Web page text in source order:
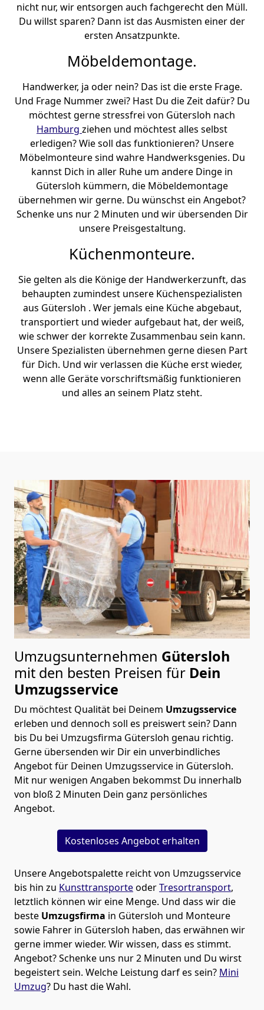
nicht nur, wir entsorgen auch fachgerecht den Müll.
Du willst sparen? Dann ist das Ausmisten einer der
ersten Ansatzpunkte.
Möbeldemontage.
Handwerker, ja oder nein? Das ist die erste Frage.
Und Frage Nummer zwei? Hast Du die Zeit dafür? Du
möchtest gerne stressfrei von Gütersloh nach
Hamburg ziehen und möchtest alles selbst
erledigen? Wie soll das funktionieren? Unsere
Möbelmonteure sind wahre Handwerksgenies. Du
kannst Dich in aller Ruhe um andere Dinge in
Gütersloh kümmern, die Möbeldemontage
übernehmen wir gerne. Du wünschst ein Angebot?
Schenke uns nur 2 Minuten und wir übersenden Dir
unsere Preisgestaltung.
Küchenmonteure.
Sie gelten als die Könige der Handwerkerzunft, das
behaupten zumindest unsere Küchenspezialisten
aus Gütersloh . Wer jemals eine Küche abgebaut,
transportiert und wieder aufgebaut hat, der weiß,
wie schwer der korrekte Zusammenbau sein kann.
Unsere Spezialisten übernehmen gerne diesen Part
für Dich. Und wir verlassen die Küche erst wieder,
wenn alle Geräte vorschriftsmäßig funktionieren
und alles an seinem Platz steht.
Umzugsunternehmen Gütersloh
mit den besten Preisen für Dein
Umzugsservice
Du möchtest Qualität bei Deinem Umzugsservice
erleben und dennoch soll es preiswert sein? Dann
bis Du bei Umzugsfirma Gütersloh genau richtig.
Gerne übersenden wir Dir ein unverbindliches
Angebot für Deinen Umzugsservice in Gütersloh.
Mit nur wenigen Angaben bekommst Du innerhalb
von bloß 2 Minuten Dein ganz persönliches
Angebot.
Kostenloses Angebot erhalten
Unsere Angebotspalette reicht von Umzugsservice
bis hin zu KunsttransporteoderTresortransport,
letztlich können wir eine Menge. Und dass wir die
beste Umzugsfirma in Gütersloh und Monteure
sowie Fahrer in Gütersloh haben, das erwähnen wir
gerne immer wieder. Wir wissen, dass es stimmt.
Angebot? Schenke uns nur 2 Minuten und Du wirst
begeistert sein. Welche Leistung darf es sein? Mini
Umzug? Du hast die Wahl.